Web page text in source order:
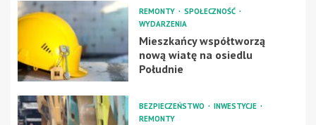
REMONTY
SPOŁECZNOŚĆ
WYDARZENIA
Mieszkańcy współtworzą
nową wiatę na osiedlu
Południe
BEZPIECZEŃSTWO
INWESTYCJE
REMONTY